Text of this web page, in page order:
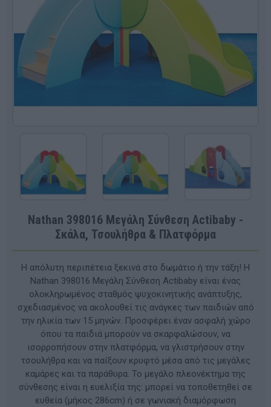
Nathan 398016 Μεγάλη Σύνθεση Actibaby -
Σκάλα, Τσουλήθρα & Πλατφόρμα
Η απόλυτη περιπέτεια ξεκινά στο δωμάτιο ή την τάξη! Η
Nathan 398016 Μεγάλη Σύνθεση Actibaby είναι ένας
ολοκληρωμένος σταθμός ψυχοκινητικής ανάπτυξης,
σχεδιασμένος να ακολουθεί τις ανάγκες των παιδιών από
την ηλικία των 15 μηνών. Προσφέρει έναν ασφαλή χώρο
όπου τα παιδιά μπορούν να σκαρφαλώσουν, να
ισορροπήσουν στην πλατφόρμα, να γλιστρήσουν στην
τσουλήθρα και να παίξουν κρυφτό μέσα από τις μεγάλες
καμάρες και τα παράθυρα. Το μεγάλο πλεονέκτημα της
σύνθεσης είναι η ευελιξία της: μπορεί να τοποθετηθεί σε
ευθεία (μήκος 286cm) ή σε γωνιακή διαμόρφωση